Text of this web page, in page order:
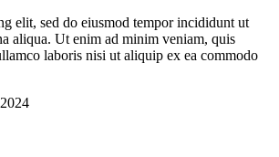
elit, sed do eiusmod tempor incididunt ut
aliqua. Ut enim ad minim veniam, quis
laboris nisi ut aliquip ex ea commodo